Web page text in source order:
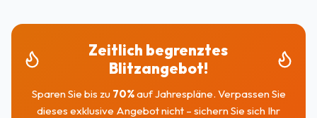
Zeitlich begrenztes
Blitzangebot!
Sparen Sie bis zu 70%auf Jahrespläne. Verpassen Sie
dieses exklusive Angebot nicht – sichern Sie sich Ihr